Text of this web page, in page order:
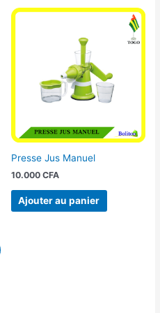
Presse Jus Manuel
10.000 CFA
Ajouter au panier